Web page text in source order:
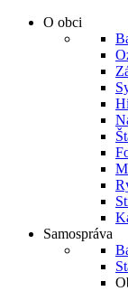
O obci
Samospráva